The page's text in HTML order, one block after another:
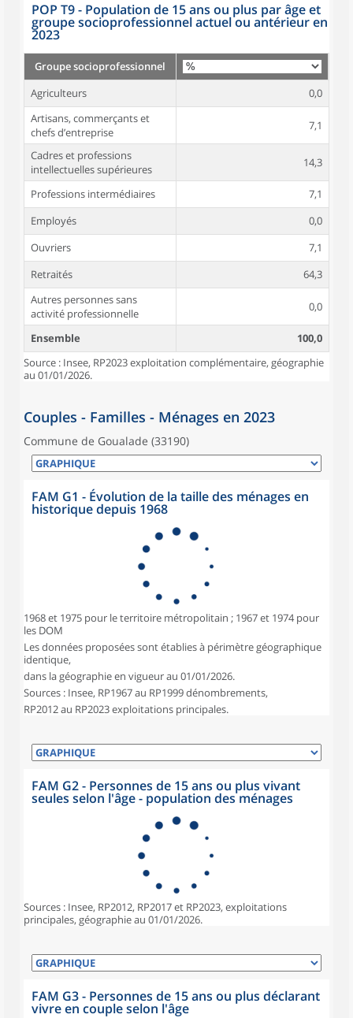
POP T9 - Population de 15 ans ou plus par âge et
groupe socioprofessionnel actuel ou antérieur en
2023
Groupe socioprofessionnel
Agriculteurs
0,0
Artisans, commerçants et
chefs d’entreprise
7,1
Cadres et professions
intellectuelles supérieures
14,3
Professions intermédiaires
7,1
Employés
0,0
Ouvriers
7,1
Retraités
64,3
Autres personnes sans
activité professionnelle
0,0
Ensemble
100,0
Source : Insee, RP2023 exploitation complémentaire, géographie
au 01/01/2026.
Couples - Familles - Ménages en 2023
Commune de Goualade (33190)
FAM G1 - Évolution de la taille des ménages en
historique depuis 1968
1968 et 1975 pour le territoire métropolitain ; 1967 et 1974 pour
les DOM
Les données proposées sont établies à périmètre géographique
identique,
dans la géographie en vigueur au 01/01/2026.
Sources : Insee, RP1967 au RP1999 dénombrements,
RP2012 au RP2023 exploitations principales.
FAM G2 - Personnes de 15 ans ou plus vivant
seules selon l'âge - population des ménages
Sources : Insee, RP2012, RP2017 et RP2023, exploitations
principales, géographie au 01/01/2026.
FAM G3 - Personnes de 15 ans ou plus déclarant
vivre en couple selon l'âge